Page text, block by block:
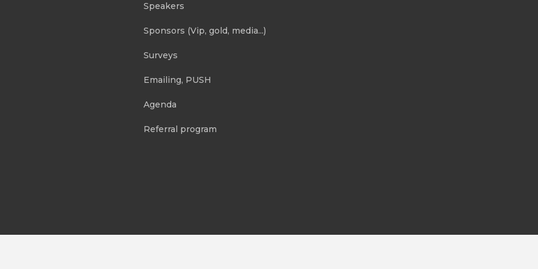
Speakers
Sponsors (Vip, gold, media...)
Surveys
Emailing, PUSH
Agenda
Referral program